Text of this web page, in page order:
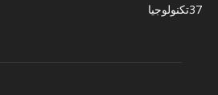
تكنولوجيا37